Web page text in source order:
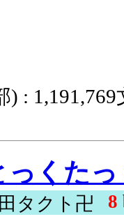
× 異常世
明加速 ×
第四部
読めま
の最初に
が繋が
) :
っくた
タクト卍 8